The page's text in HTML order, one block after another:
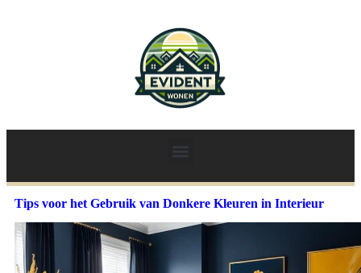
Tips voor het Gebruik van Donkere Kleuren in Interieur